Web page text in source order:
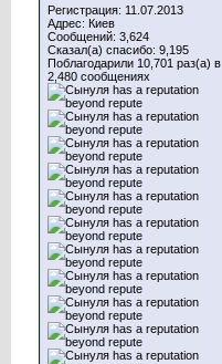
Регистрация: 11.07.2013
Адрес: Киев
Сообщений: 3,624
Сказал(а) спасибо: 9,195
Поблагодарили 10,701 раз(а) в
2,480 сообщениях